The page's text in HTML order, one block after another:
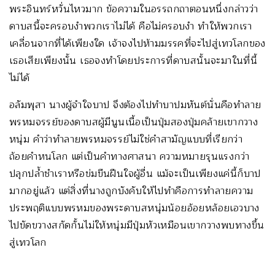
พระอินทร์หวั่นไหวมาก ข้อความในอรรถกถาตอนหนึ่งกล่าวว่า
ดาบสนี้จะครอบงำพวกเราไม่ได้ คือไม่ครอบงำ ทำให้พวกเรา
เคลื่อนจากที่ได้เพียงใด เจ้าจงไปห้ามมรรคที่จะไปสู่เทวโลกของ
เธอเสียเพียงนั้น เธอจงทำโดยประการที่ดาบสนั้นจะมาในที่นี้
ไม่ได้
อลัมพุสา นางผู้จำใจบาป จึงต้องไปทำบาปมหันต์นั่นคือทำลาย
พรหมจรรย์ของดาบสผู้มีนูนเนื้อเป็นปุ่มสองปุ่มคล้ายเขากวาง
หนุ่ม คำว่าทำลายพรหมจรรย์ไม่ใช่คำสามัญแบบที่เรียกว่า
ถ้อยคำหนโลก แต่เป็นคำทางศาสนา ความหมายรุนแรงกว่า
ปลุกปล้ำชำเราหรือข่มขืนฝืนใจผู้อื่น แม้จะเป็นเพียงแค่นี้ก็บาป
มากอยู่แล้ว แต่สิ่งที่นางถูกบังคับให้ไปทำคือการทำลายความ
ประพฤติแบบพรหมของพระดาบสหนุ่มน้อยอ้อยหล้อยเอวบาง
ไปขัดขวางสกัดกั้นไม่ให้หนุ่มมีปุ่มหัวเหมือนเขากวางพบทางขึ้น
สู่เทวโลก